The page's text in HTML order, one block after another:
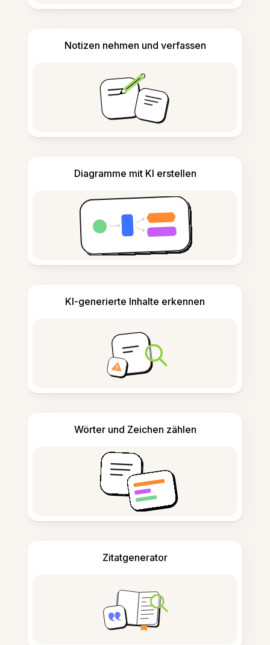
Notizen nehmen und verfassen
Diagramme mit KI erstellen
KI-generierte Inhalte erkennen
Wörter und Zeichen zählen
Zitatgenerator